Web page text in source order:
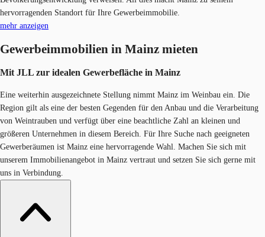
hervorragenden Standort für Ihre Gewerbeimmobilie.
mehr anzeigen
Gewerbeimmobilien in Mainz mieten
Mit JLL zur idealen Gewerbefläche in Mainz
Eine weiterhin ausgezeichnete Stellung nimmt Mainz im Weinbau ein. Die
Region gilt als eine der besten Gegenden für den Anbau und die Verarbeitung
von Weintrauben und verfügt über eine beachtliche Zahl an kleinen und
größeren Unternehmen in diesem Bereich. Für Ihre Suche nach geeigneten
Gewerberäumen ist Mainz eine hervorragende Wahl. Machen Sie sich mit
unserem Immobilienangebot in Mainz vertraut und setzen Sie sich gerne mit
uns in Verbindung.